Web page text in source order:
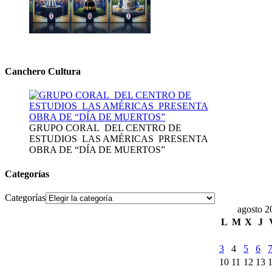
Canchero Cultura
GRUPO CORAL DEL CENTRO DE
ESTUDIOS LAS AMÉRICAS PRESENTA
OBRA DE “DÍA DE MUERTOS”
Categorías
Categorías
agosto
L M X J
3
4 5 6 7
10 11 12 13